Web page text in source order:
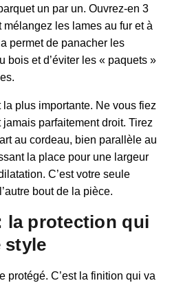
un par un. Ouvrez-en 3
mélangez les lames au fur et à
permet de panacher les
bois et d’éviter les « paquets »
la plus importante. Ne vous fiez
jamais parfaitement droit. Tirez
au cordeau, bien parallèle au
la place pour une largeur
C’est votre seule
bout de la pièce.
la protection qui
style
protégé. C’est la finition qui va